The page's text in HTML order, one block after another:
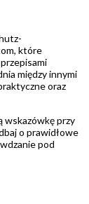
które
między innymi
oraz
wskazówkę przy
o prawidłowe
pod